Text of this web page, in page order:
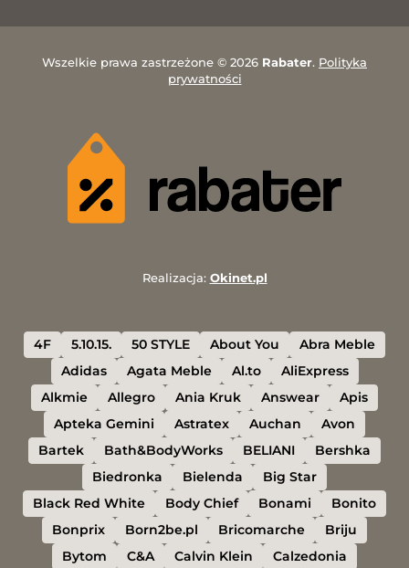
Wszelkie prawa zastrzeżone © 2026 Rabater. Polityka
prywatności
Realizacja: Okinet.pl
4F 5.10.15. 50 STYLE About You
Abra Meble
Adidas
Agata Meble Al.to
AliExpress
Alkmie
Allegro Ania Kruk Answear
Apis
Apteka Gemini
Astratex Auchan
Avon
Bartek
Bath&BodyWorks BELIANI
Bershka
Biedronka
Bielenda
Big Star
Black Red White
Body Chief Bonami
Bonito
Bonprix
Born2be.pl Bricomarche
Briju
Bytom
C&A Calvin Klein Calzedonia